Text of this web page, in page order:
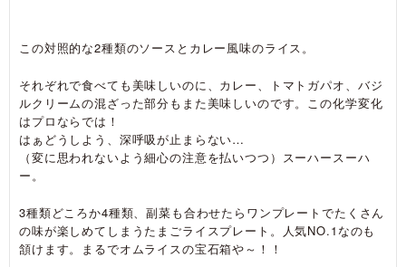
この対照的な2種類のソースとカレー風味のライス。
それぞれで食べても美味しいのに、カレー、トマトガパオ、バジ
ルクリームの混ざった部分もまた美味しいのです。この化学変化
はプロならでは！
はぁどうしよう、深呼吸が止まらない…
（変に思われないよう細心の注意を払いつつ）スーハースーハ
ー。
3種類どころか4種類、副菜も合わせたらワンプレートでたくさん
の味が楽しめてしまうたまごライスプレート。人気NO.1なのも
頷けます。まるでオムライスの宝石箱や～！！